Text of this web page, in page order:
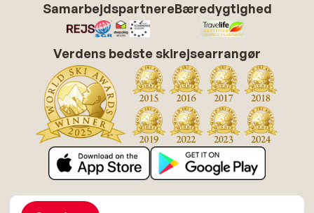
SamarbejdspartnereBæredygtighed
Verdens bedste skirejsearrangør